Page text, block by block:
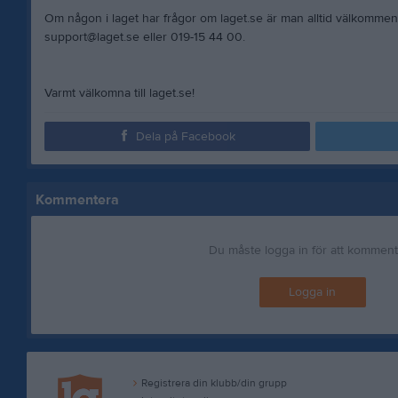
Om någon i laget har frågor om laget.se är man alltid
support@laget.se eller 019-15 44 00.
Varmt välkomna till laget.se!
Dela på Facebook
Kommentera
Du måste logga in för att
Logga in
Registrera din klubb/din grupp